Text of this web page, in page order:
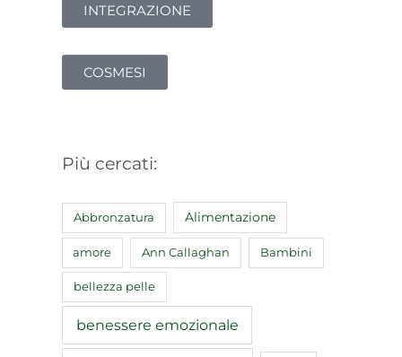
INTEGRAZIONE
COSMESI
Più cercati:
Abbronzatura Alimentazione
amore Ann Callaghan Bambini
bellezza pelle
benessere emozionale